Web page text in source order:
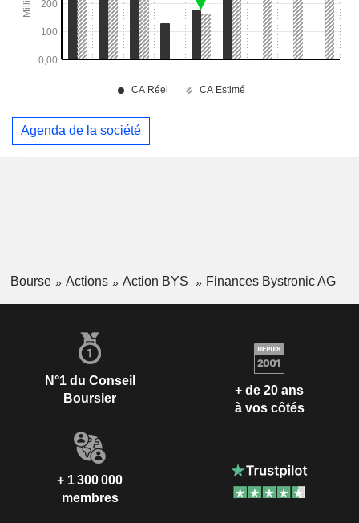
Agenda de la société
Bourse Actions Action BYS Finances Bystronic AG
N°1 du Conseil
Boursier
+ de 20 ans
à vos côtés
+ 1 300 000
membres